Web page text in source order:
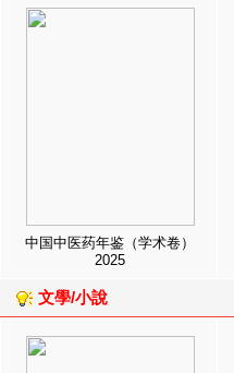
中国中医药年鉴（学术卷）
2025
文學/小說